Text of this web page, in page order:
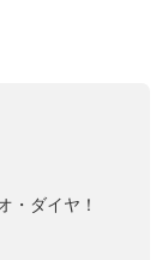
・ダイヤ！